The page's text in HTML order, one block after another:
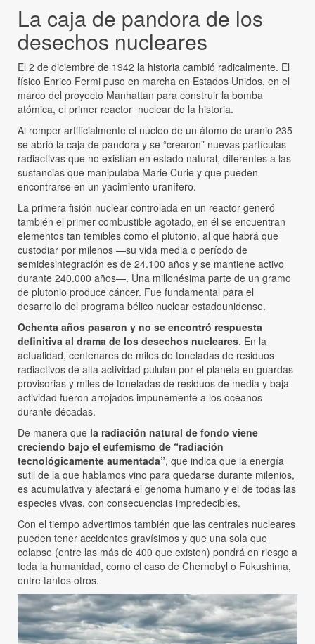
La caja de pandora de los
desechos nucleares
El 2 de diciembre de 1942 la historia cambió radicalmente. El
físico Enrico Fermi puso en marcha en Estados Unidos, en el
marco del proyecto Manhattan para construir la bomba
atómica, el primer reactor nuclear de la historia.
Al romper artificialmente el núcleo de un átomo de uranio 235
se abrió la caja de pandora y se “crearon” nuevas partículas
radiactivas que no existían en estado natural, diferentes a las
sustancias que manipulaba Marie Curie y que pueden
encontrarse en un yacimiento uranífero.
La primera fisión nuclear controlada en un reactor generó
también el primer combustible agotado, en él se encuentran
elementos tan temibles como el plutonio, al que habrá que
custodiar por milenos —su vida media o período de
semidesintegración es de 24.100 años y se mantiene activo
durante 240.000 años—. Una millonésima parte de un gramo
de plutonio produce cáncer. Fue fundamental para el
desarrollo del programa bélico nuclear estadounidense.
Ochenta años pasaron y no se encontró respuesta
definitiva al drama de los desechos nucleares. En la
actualidad, centenares de miles de toneladas de residuos
radiactivos de alta actividad pululan por el planeta en guardas
provisorias y miles de toneladas de residuos de media y baja
actividad fueron arrojados impunemente a los océanos
durante décadas.
De manera que la radiación natural de fondo viene
creciendo bajo el eufemismo de “radiación
tecnológicamente aumentada”, que indica que la energía
sutil de la que hablamos vino para quedarse durante milenios,
es acumulativa y afectará el genoma humano y el de todas las
especies vivas, con consecuencias impredecibles.
Con el tiempo advertimos también que las centrales nucleares
pueden tener accidentes gravísimos y que una sola que
colapse (entre las más de 400 que existen) pondrá en riesgo a
toda la humanidad, como el caso de Chernobyl o Fukushima,
entre tantos otros.